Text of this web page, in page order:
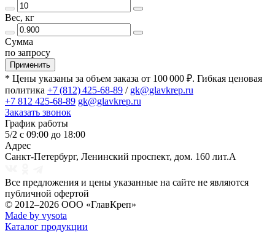
Вес, кг
Сумма
по запросу
Применить
* Цены указаны за объем заказа от 100 000 ₽. Гибкая ценовая
политика +7 (812) 425-68-89 / gk@glavkrep.ru
+7 812 425-68-89 gk@glavkrep.ru
Заказать звонок
График работы
5/2 с 09:00 до 18:00
Адрес
Санкт-Петербург, Ленинский проспект, дом. 160 лит.А
Все предложения и цены указанные на сайте не являются
публичной офертой
© 2012–2026 ООО «ГлавКреп»
Made by vysota
Каталог продукции